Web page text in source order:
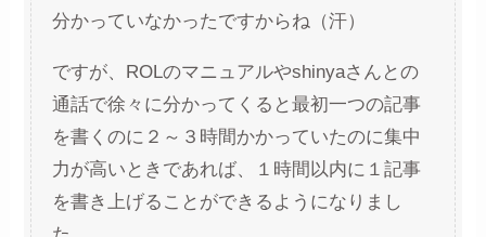
分かっていなかったですからね（汗）
ですが、ROLのマニュアルやshinyaさんとの
通話で徐々に分かってくると最初一つの記事
を書くのに２～３時間かかっていたのに集中
力が高いときであれば、１時間以内に１記事
を書き上げることができるようになりまし